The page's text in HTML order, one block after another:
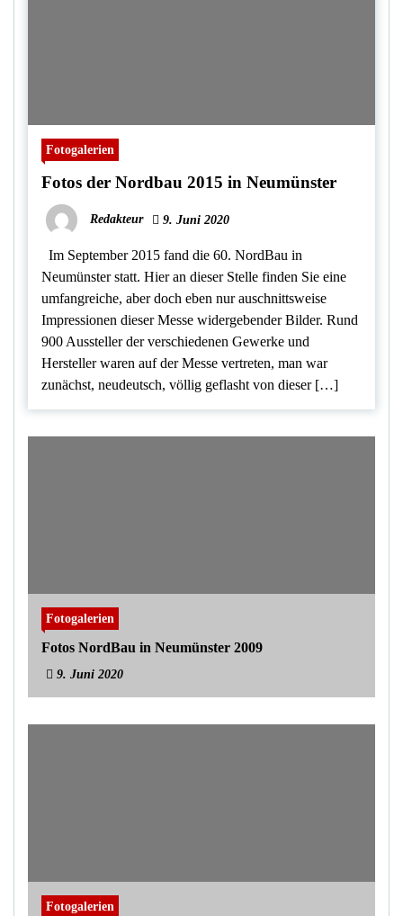
Fotogalerien
Fotos der Nordbau 2015 in Neumünster
Redakteur 9. Juni 2020
Im September 2015 fand die 60. NordBau in
Neumünster statt. Hier an dieser Stelle finden Sie eine
umfangreiche, aber doch eben nur auschnittsweise
Impressionen dieser Messe widergebender Bilder. Rund
900 Aussteller der verschiedenen Gewerke und
Hersteller waren auf der Messe vertreten, man war
zunächst, neudeutsch, völlig geflasht von dieser […]
Fotogalerien
Fotos NordBau in Neumünster 2009
9. Juni 2020
Fotogalerien